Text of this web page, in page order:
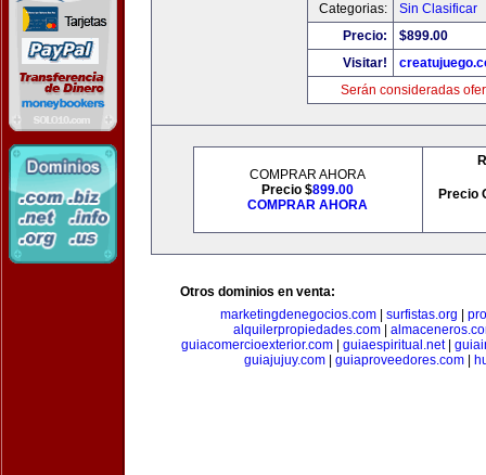
Categorias:
Sin Clasificar
Precio:
$899.00
Visitar!
Serán consideradas
COMPRAR AHORA
Precio $899.00
COMPRAR AHORA
Precio
Otros dominios en venta:
marketingdenegocios.com| surfistas.org
alquilerpropiedades.com
guiacomercioexterior.com| guiaespiritual.net|
guiajujuy.com| guiaproveedores.com|